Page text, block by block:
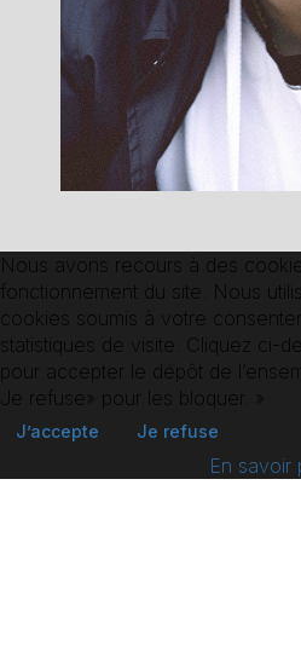
RETOUR
Nous avons recours à des
fonctionnement du site. Nous
cookies soumis à votre
statistiques de visite. Cliquez ci-
pour accepter le dépôt de
Je refuse» pour les bloquer. »
J’accepte Je refuse
En savoir